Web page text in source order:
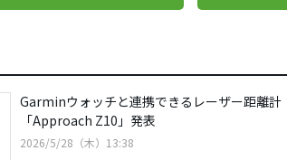
Garminウォッチと連携できるレーザー距離計
「Approach Z10」発表
2026/5/28（木）13:38